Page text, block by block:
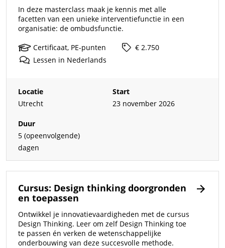
In deze masterclass maak je kennis met alle
facetten van een unieke interventiefunctie in een
organisatie: de ombudsfunctie.
Certificaat, PE-punten
€ 2.750
Lessen in Nederlands
Locatie
Utrecht
Start
23 november 2026
Duur
5 (opeenvolgende)
dagen
Cursus: Design thinking doorgronden
en toepassen
Ontwikkel je innovatievaardigheden met de cursus
Design Thinking. Leer om zelf Design Thinking toe
te passen én verken de wetenschappelijke
onderbouwing van deze succesvolle methode.